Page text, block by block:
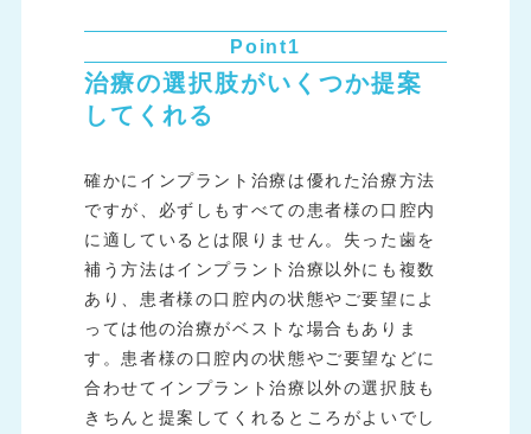
Point1
治療の選択肢がいくつか提案
してくれる
確かにインプラント治療は優れた治療方法
ですが、必ずしもすべての患者様の口腔内
に適しているとは限りません。失った歯を
補う方法はインプラント治療以外にも複数
あり、患者様の口腔内の状態やご要望によ
っては他の治療がベストな場合もありま
す。患者様の口腔内の状態やご要望などに
合わせてインプラント治療以外の選択肢も
きちんと提案してくれるところがよいでし